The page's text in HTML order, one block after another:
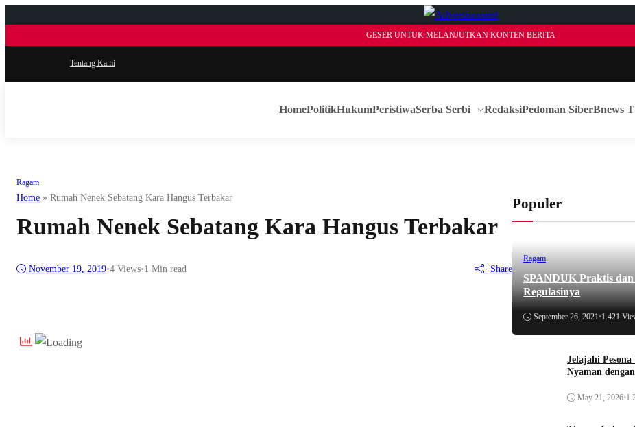
GESER UNTUK MELANJUTKAN KONTEN BERITA
Tentang Kami
HomePolitikHukumPeristiwaSerba Serbi RedaksiPedoman SiberBnews
Ragam
Home » Rumah Nenek Sebatang Kara Hangus Terbakar
Rumah Nenek Sebatang Kara Hangus Terbakar
November 19, 2019•4 Views•1 Min read Share
Populer
Ragam
SPANDUK Praktis
Regulasinya
September 26, 2021•1.421
Jelajahi
Nyaman
May 21, 2026•